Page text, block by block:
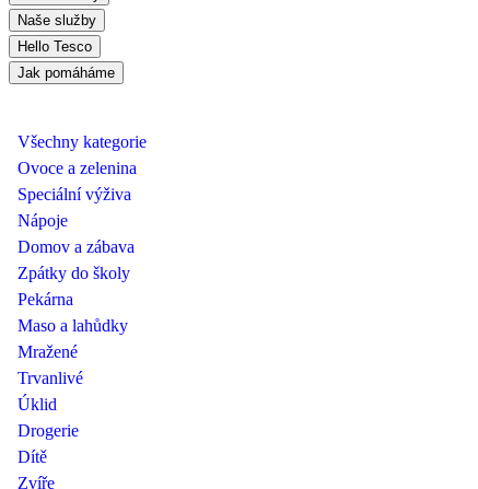
Naše služby
Hello Tesco
Jak pomáháme
Všechny kategorie
Ovoce a zelenina
Speciální výživa
Nápoje
Domov a zábava
Zpátky do školy
Pekárna
Maso a lahůdky
Mražené
Trvanlivé
Úklid
Drogerie
Dítě
Zvíře